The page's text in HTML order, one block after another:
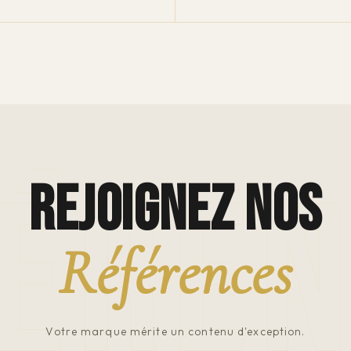
REJOIGNEZ NOS
Références
Votre marque mérite un contenu d'exception.